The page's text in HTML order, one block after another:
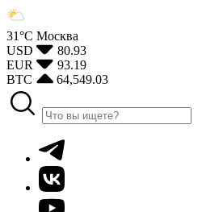
31°С Москва
USD
80.93
EUR
93.19
BTC
64,549.03